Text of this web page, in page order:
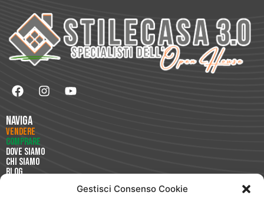
Gestisci Consenso Cookie
Naviga
Vendere
Comprare
Dove Siamo
Chi Siamo
Blog